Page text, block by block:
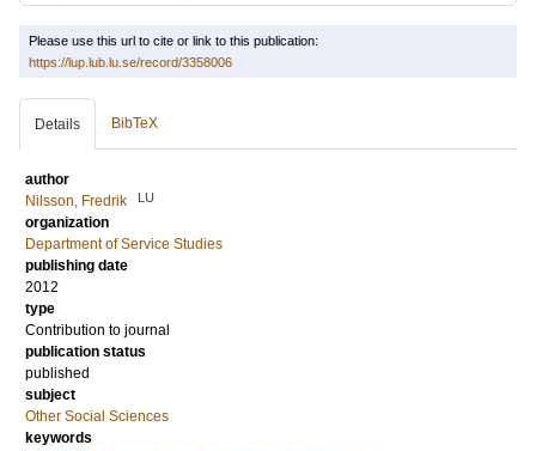
Please use this url to cite or link to this publication:
https://lup.lub.lu.se/record/3358006
Details BibTeX
author
Nilsson, Fredrik
LU
organization
Department of Service Studies
publishing date
2012
type
Contribution to journal
publication status
published
subject
Other Social Sciences
keywords